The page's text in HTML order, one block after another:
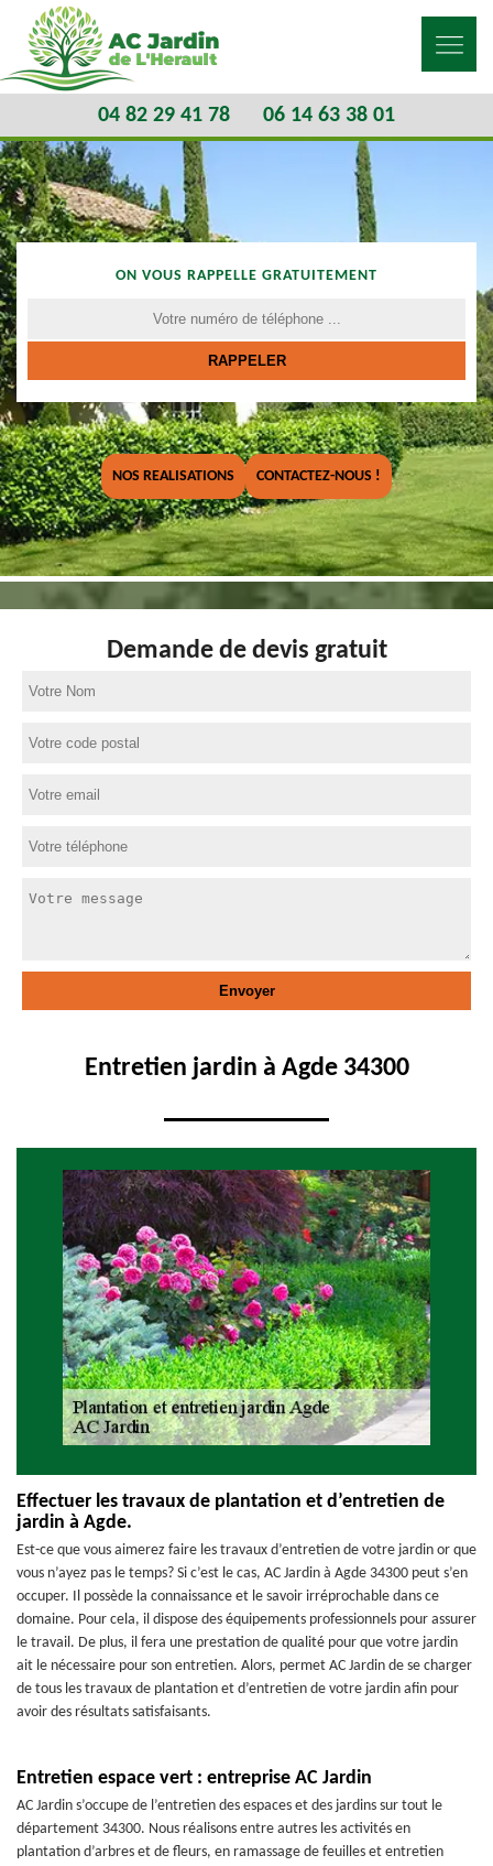
04 82 29 41 78 06 14 63 38 01
ON VOUS RAPPELLE GRATUITEMENT
NOS REALISATIONS CONTACTEZ-NOUS !
Demande de devis gratuit
Entretien jardin à Agde 34300
Effectuer les travaux de plantation et d’entretien de
jardin à Agde.
Est-ce que vous aimerez faire les travaux d’entretien de votre jardin or que
vous n’ayez pas le temps? Si c’est le cas, AC Jardin à Agde 34300 peut s’en
occuper. Il possède la connaissance et le savoir irréprochable dans ce
domaine. Pour cela, il dispose des équipements professionnels pour assurer
le travail. De plus, il fera une prestation de qualité pour que votre jardin
ait le nécessaire pour son entretien. Alors, permet AC Jardin de se charger
de tous les travaux de plantation et d’entretien de votre jardin afin pour
avoir des résultats satisfaisants.
Entretien espace vert : entreprise AC Jardin
AC Jardin s’occupe de l’entretien des espaces et des jardins sur tout le
département 34300. Nous réalisons entre autres les activités en
plantation d’arbres et de fleurs, en ramassage de feuilles et entretien